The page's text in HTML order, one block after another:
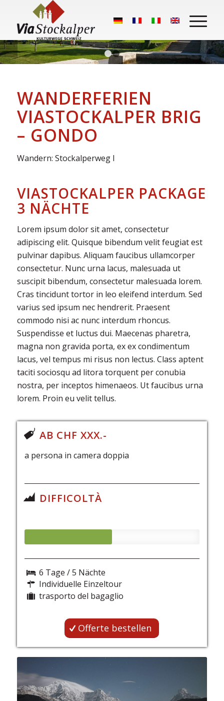
1 2
WANDERFERIEN
VIASTOCKALPER BRIG
– GONDO
Wandern: Stockalperweg l
VIASTOCKALPER PACKAGE
3 NÄCHTE
Lorem ipsum dolor sit amet, consectetur
adipiscing elit. Quisque bibendum velit feugiat est
pulvinar dapibus. Aliquam faucibus ullamcorper
consectetur. Nunc urna lacus, malesuada ut
suscipit bibendum, consectetur malesuada lorem.
Cras tincidunt tortor in leo eleifend interdum. Sed
varius sed ipsum nec hendrerit. Praesent
commodo nisi ac nunc interdum rhoncus.
Suspendisse et luctus dui. Maecenas pharetra,
magna non gravida porta, ex ex condimentum
lacus, vel tempus mi risus non lectus. Class aptent
taciti sociosqu ad litora torquent per conubia
nostra, per inceptos himenaeos. Ut faucibus urna
lorem. Proin eu velit tellus.
AB CHF XXX.-
a persona in camera doppia
DIFFICOLTÀ
6 Tage / 5 Nächte
Individuelle Einzeltour
trasporto del bagaglio
Offerte bestellen